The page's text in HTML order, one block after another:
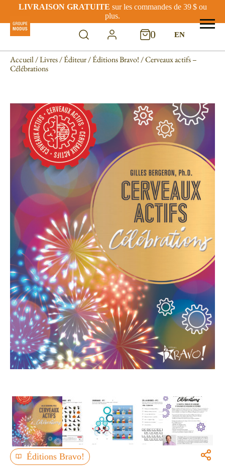
LIVRAISON GRATUITE sur les commandes de 39 $ ou
plus.
0 EN
Accueil/Livres/Éditeur/Éditions Bravo!/ Cerveaux actifs –
Célébrations
Éditions Bravo!